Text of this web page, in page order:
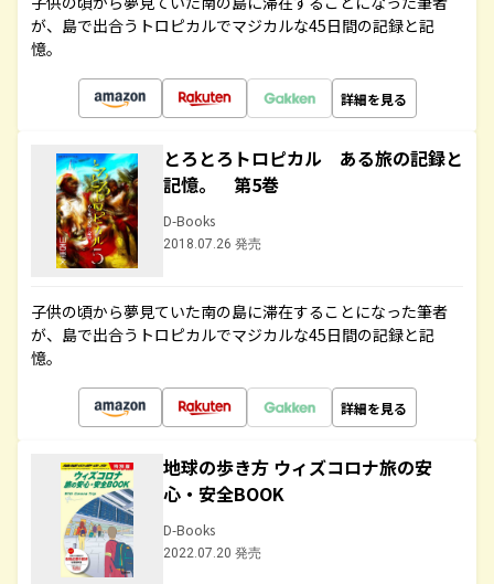
が、島で出合うトロピカルでマジカルな45日間の記録と記
憶。
詳細を見る
とろとろトロピカル ある旅の記録と
記憶。 第5巻
D-Books
2018.07.26 発売
子供の頃から夢見ていた南の島に滞在することになった筆者
が、島で出合うトロピカルでマジカルな45日間の記録と記
憶。
詳細を見る
地球の歩き方 ウィズコロナ旅の安
心・安全BOOK
D-Books
2022.07.20 発売